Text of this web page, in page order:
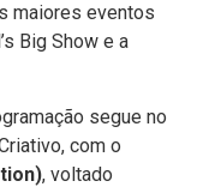
maiores eventos
Big Show e a
segue no
com o
, voltado